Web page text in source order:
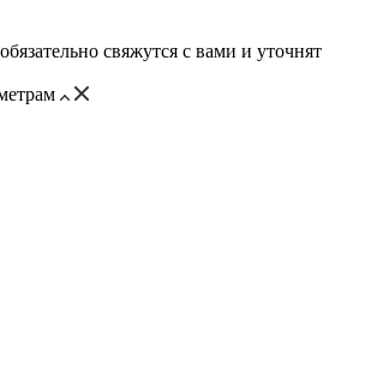
свяжутся с вами и уточнят